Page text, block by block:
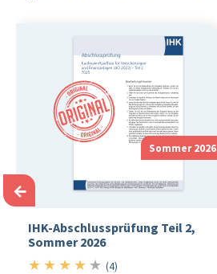
Sommer 2026
IHK-Abschlussprüfung Teil 2,
Sommer 2026
★ ★ ★ ★ ★ 4/5
(4)
←